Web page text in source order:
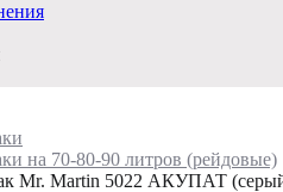
на 70-80-90 литров (рейдовые)
Mr. Martin 5022 АКУПАТ